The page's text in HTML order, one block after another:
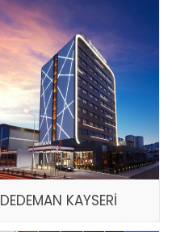
DEDEMAN KAYSERİ